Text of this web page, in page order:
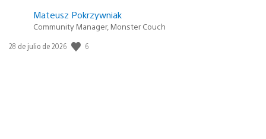
Mateusz Pokrzywniak
Community Manager, Monster Couch
Fecha
28 de julio de 2026 6